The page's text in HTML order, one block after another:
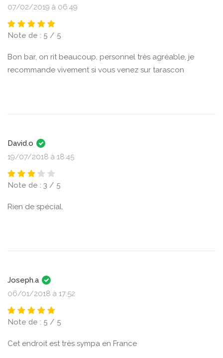
07/02/2019 à 06:49
Note de : 5 / 5
Bon bar, on rit beaucoup, personnel très agréable, je
recommande vivement si vous venez sur tarascon
David.o
19/07/2018 à 18:45
Note de : 3 / 5
Rien de spécial.
Joseph.a
06/01/2018 à 17:52
Note de : 5 / 5
Cet endroit est très sympa en France